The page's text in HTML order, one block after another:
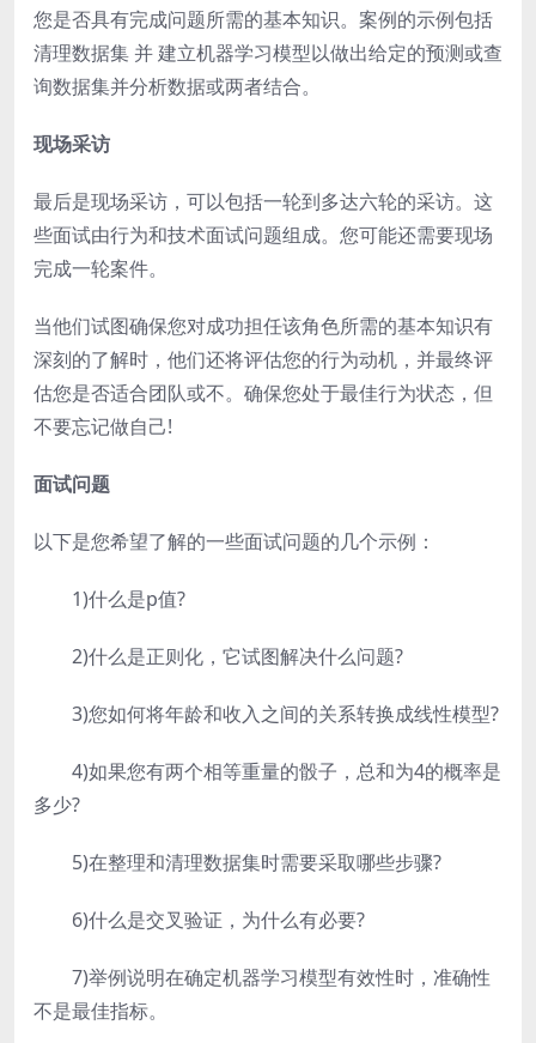
您是否具有完成问题所需的基本知识。案例的示例包括
清理数据集 并 建立机器学习模型以做出给定的预测或查
询数据集并分析数据或两者结合。
现场采访
最后是现场采访，可以包括一轮到多达六轮的采访。这
些面试由行为和技术面试问题组成。您可能还需要现场
完成一轮案件。
当他们试图确保您对成功担任该角色所需的基本知识有
深刻的了解时，他们还将评估您的行为动机，并最终评
估您是否适合团队或不。确保您处于最佳行为状态，但
不要忘记做自己!
面试问题
以下是您希望了解的一些面试问题的几个示例：
1)什么是p值?
2)什么是正则化，它试图解决什么问题?
3)您如何将年龄和收入之间的关系转换成线性模型?
4)如果您有两个相等重量的骰子，总和为4的概率是
多少?
5)在整理和清理数据集时需要采取哪些步骤?
6)什么是交叉验证，为什么有必要?
7)举例说明在确定机器学习模型有效性时，准确性
不是最佳指标。